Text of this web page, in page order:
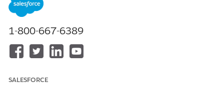
Een actieplansjabloon
relateren aan een
Talentwervingsbeheer
1-800-667-6389
SALESFORCE